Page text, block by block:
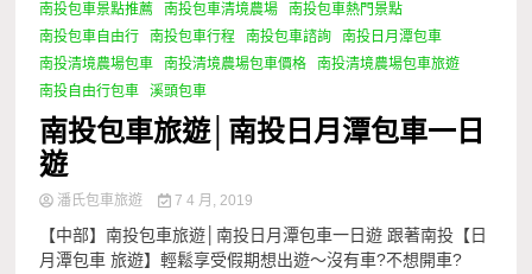
南投包車景點推薦
南投包車清境農場
南投包車熱門景點
南投包車自由行
南投包車行程 南投包車諮詢
南投日月潭包車
南投清境農場包車
南投清境農場包車價格
南投清境農場包車旅遊
南投自由行包車
溪頭包車
南投包車旅遊│南投日月潭包車一日
遊
潘氏包車旅遊 7 4 月, 2019
【中部】南投包車旅遊│南投日月潭包車一日遊 跟著南投【日
月潭包車 旅遊】輕鬆享受假期想出遊～沒有車?不想開車?